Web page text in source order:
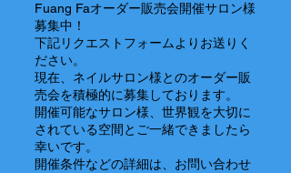
Fuang Faオーダー販売会開催サロン様
募集中！
下記リクエストフォームよりお送りく
ださい。
現在、ネイルサロン様とのオーダー販
売会を積極的に募集しております。
開催可能なサロン様、世界観を大切に
されている空間とご一緒できましたら
幸いです。
開催条件などの詳細は、お問い合わせ